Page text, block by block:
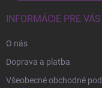
INFORMÁCIE PRE VÁS
O nás
Doprava a platba
Všeobecné obchodné